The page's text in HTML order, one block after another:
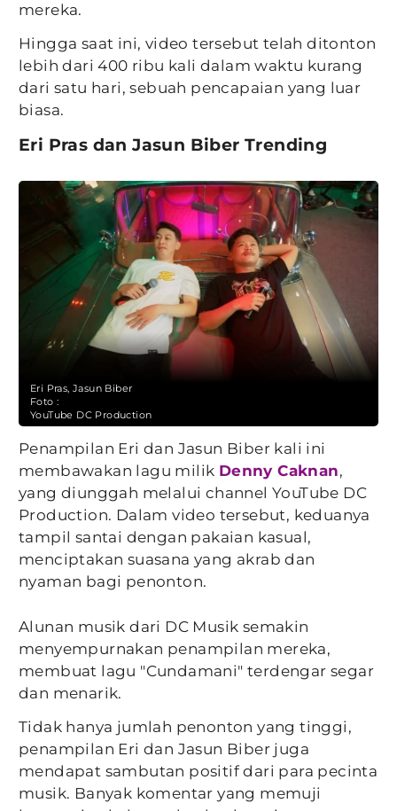
mereka.
Hingga saat ini, video tersebut telah ditonton
lebih dari 400 ribu kali dalam waktu kurang
dari satu hari, sebuah pencapaian yang luar
biasa.
Eri Pras dan Jasun Biber Trending
Eri Pras, Jasun Biber
Foto :
YouTube DC Production
Penampilan Eri dan Jasun Biber kali ini
membawakan lagu milik Denny Caknan,
yang diunggah melalui channel YouTube DC
Production. Dalam video tersebut, keduanya
tampil santai dengan pakaian kasual,
menciptakan suasana yang akrab dan
nyaman bagi penonton.
Alunan musik dari DC Musik semakin
menyempurnakan penampilan mereka,
membuat lagu "Cundamani" terdengar segar
dan menarik.
Tidak hanya jumlah penonton yang tinggi,
penampilan Eri dan Jasun Biber juga
mendapat sambutan positif dari para pecinta
musik. Banyak komentar yang memuji